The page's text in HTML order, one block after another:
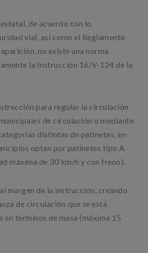
de acuerdo con lo
vial, así como el Reglamento
no existe una norma
la Instrucción 16/V-124 de la
para regular la circulación
de circulación o mediante
distintas de patinetes, en
optan por patinetes tipo A
máxima de 30 km/h y con freno).
margen de la instrucción, creando
de circulación que se está
términos de masa (máxima 15